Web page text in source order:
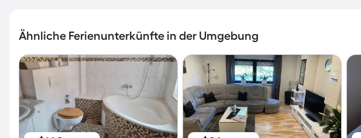
Ähnliche Ferienunterkünfte in der Umgebung